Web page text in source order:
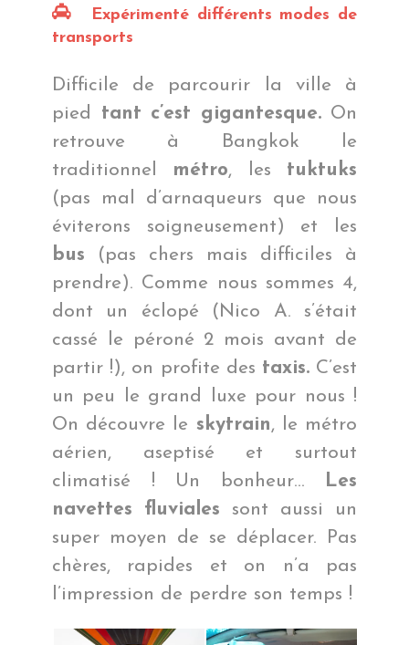
Expérimenté différents modes de
transports
Difficile de parcourir la ville à
pied tant c’est gigantesque.On
retrouve à Bangkok le
traditionnel métro, les tuktuks
(pas mal d’arnaqueurs que nous
éviterons soigneusement) et les
bus (pas chers mais difficiles à
prendre). Comme nous sommes 4,
dont un éclopé (Nico A. s’était
cassé le péroné 2 mois avant de
partir !), on profite des taxis.C’est
un peu le grand luxe pour nous !
On découvre le skytrain, le métro
aérien, aseptisé et surtout
climatisé ! Un bonheur…
Les
navettes fluviales sont aussi un
super moyen de se déplacer. Pas
chères, rapides et on n’a pas
l’impression de perdre son temps !